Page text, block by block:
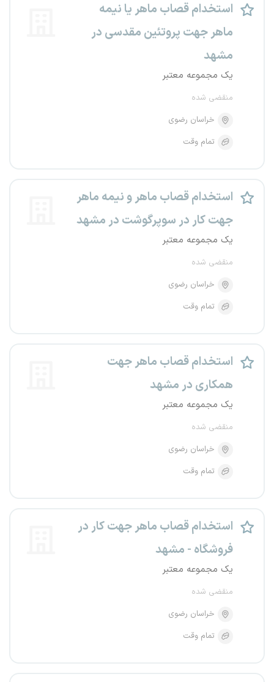
استخدام قصاب ماهر یا نیمه
ماهر جهت پروتئین مقدسی در
مشهد
یک مجموعه معتبر
منقضی شده
خراسان رضوی
تمام وقت
استخدام قصاب ماهر و نیمه ماهر
جهت کار در سوپرگوشت در مشهد
یک مجموعه معتبر
منقضی شده
خراسان رضوی
تمام وقت
استخدام قصاب ماهر جهت
همکاری در مشهد
یک مجموعه معتبر
منقضی شده
خراسان رضوی
تمام وقت
استخدام قصاب ماهر جهت کار در
فروشگاه - مشهد
یک مجموعه معتبر
منقضی شده
خراسان رضوی
تمام وقت